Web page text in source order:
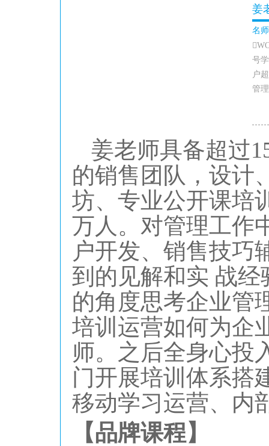
姜
名
号
户
管
姜老师具备超过
的销售团队，设计
坊、专业公开课培
万人。对管理工作
户开发、销售技巧
到的见解和实 战
的角度思考企业管
培训运营如何为企
师。之后全身心投
门开展培训体系搭
移动学习运营、内
【品牌课程】